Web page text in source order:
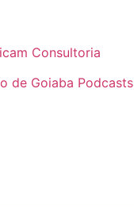
Consultoria
de Goiaba Podcasts